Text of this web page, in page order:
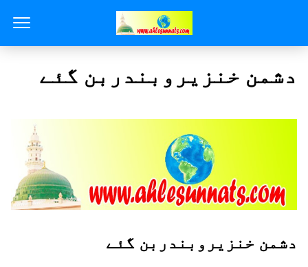
دشمن خنزیروبندربن گئے
دشمن خنزیروبندربن گئے